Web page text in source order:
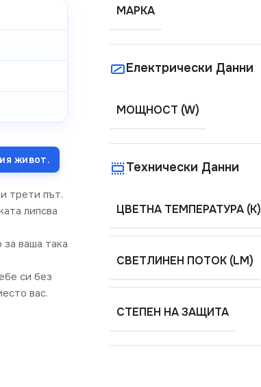
живот.
трети път.
липсва
ваша така
си без
вас.
МАРКА
Електрически Данни
МОЩНОСТ (W)
Технически Данни
ЦВЕТНА ТЕМПЕРАТУРА (K)
СВЕТЛИНЕН ПОТОК (LM)
СТЕПЕН НА ЗАЩИТА